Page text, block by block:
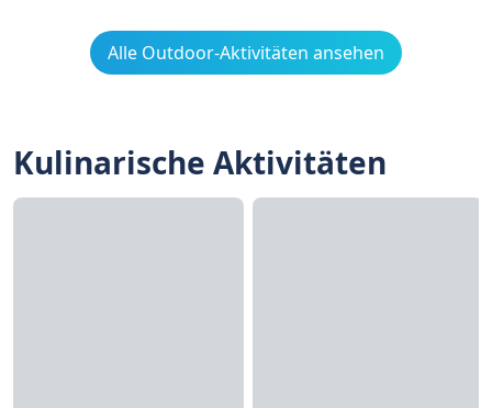
Alle Outdoor-Aktivitäten ansehen
Kulinarische Aktivitäten